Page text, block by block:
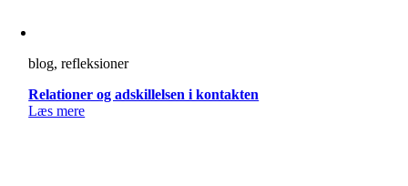
blog, refleksioner
Relationer og adskillelsen i kontakten
Læs mere